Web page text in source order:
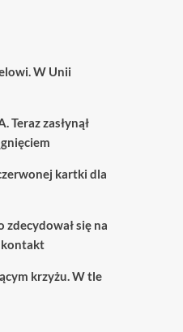
W Unii
Teraz zasłynął
kartki dla
się na
kontakt
krzyżu. W tle